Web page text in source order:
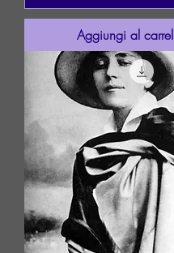
Aggiungi al